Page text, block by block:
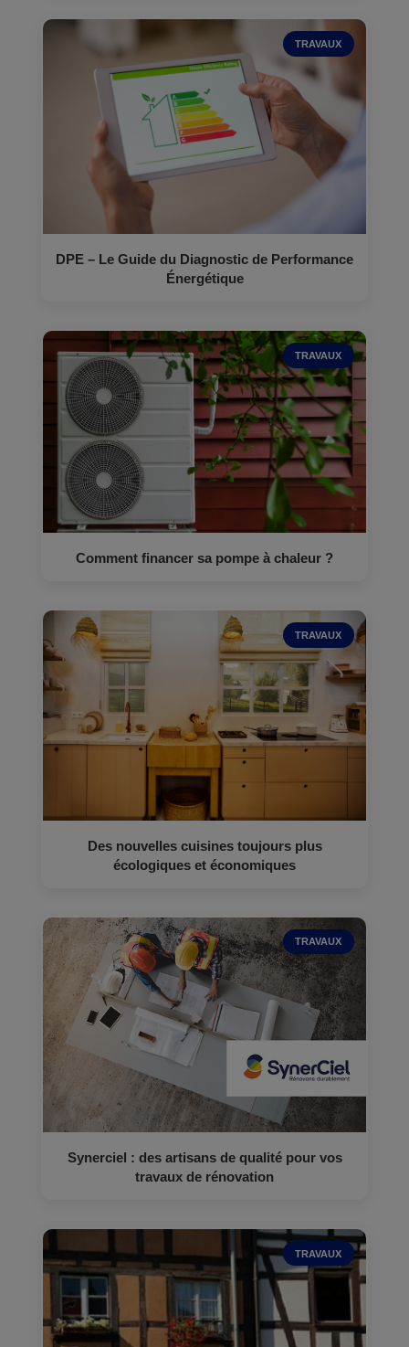
TRAVAUX
DPE – Le Guide du Diagnostic de Performance
Énergétique
TRAVAUX
Comment financer sa pompe à chaleur ?
TRAVAUX
Des nouvelles cuisines toujours plus
écologiques et économiques
TRAVAUX
Synerciel : des artisans de qualité pour vos
travaux de rénovation
TRAVAUX